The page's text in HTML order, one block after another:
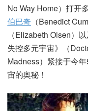
No Way Home）打开
伯巴奇 （Benedict
（Elizabeth Olsen）
失控多元宇宙》（
Madness）紧接于今
宙的奥秘！